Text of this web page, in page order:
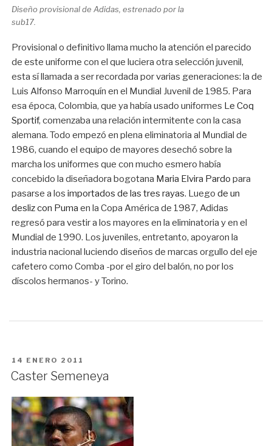
Diseño provisional de Adidas, estrenado por la
sub17.
Provisional o definitivo llama mucho la atención el parecido
de este uniforme con el que luciera otra selección juvenil,
esta sí llamada a ser recordada por varias generaciones: la de
Luis Alfonso Marroquín en el Mundial Juvenil de 1985. Para
esa época, Colombia, que ya había usado uniformes Le Coq
Sportif, comenzaba una relación intermitente con la casa
alemana. Todo empezó en plena eliminatoria al Mundial de
1986, cuando el equipo de mayores desechó sobre la
marcha los uniformes que con mucho esmero había
concebido la diseñadora bogotana Maria Elvira Pardo para
pasarse a losimportados de las tres rayas. Luegode un
desliz con Pumaen la Copa América de 1987, Adidas
regresó para vestir a los mayores en la eliminatoria y en el
Mundial de 1990. Los juveniles, entretanto, apoyaron la
industria nacional luciendo diseños de marcas orgullo del eje
cafetero como Comba -por el giro del balón, no por los
díscolos hermanos- y Torino.
PUBLICADO
EN
14 ENERO 2011
Caster Semeneya